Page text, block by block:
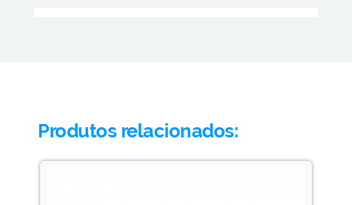
Produtos relacionados: